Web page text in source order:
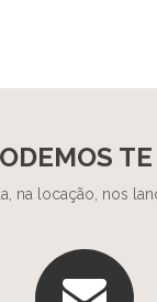
na locação, nos